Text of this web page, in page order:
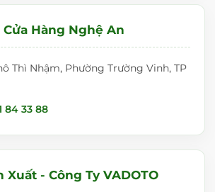
tranh:
giá ưu đãi nhất.
Hàng Nghệ An
Thì Nhậm, Phường Trường Vinh, TP
84 33 88
Xuất - Công Ty VADOTO